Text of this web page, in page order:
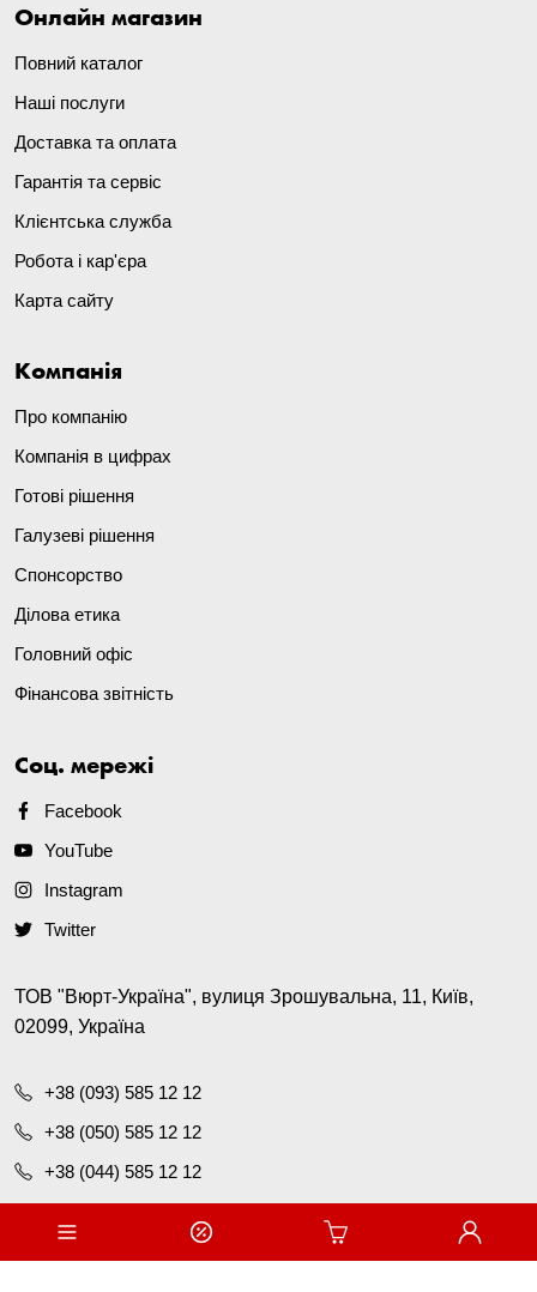
Онлайн магазин
Повний каталог
Наші послуги
Доставка та оплата
Гарантія та сервіс
Клієнтська служба
Робота і кар'єра
Карта сайту
Компанія
Про компанію
Компанія в цифрах
Готові рішення
Галузеві рішення
Спонсорство
Ділова етика
Головний офіс
Фінансова звітність
Соц. мережі
Facebook
YouTube
Instagram
Twitter
ТОВ "Вюрт-Україна", вулиця Зрошувальна, 11, Київ,
02099, Україна
+38 (093) 585 12 12
+38 (050) 585 12 12
+38 (044) 585 12 12